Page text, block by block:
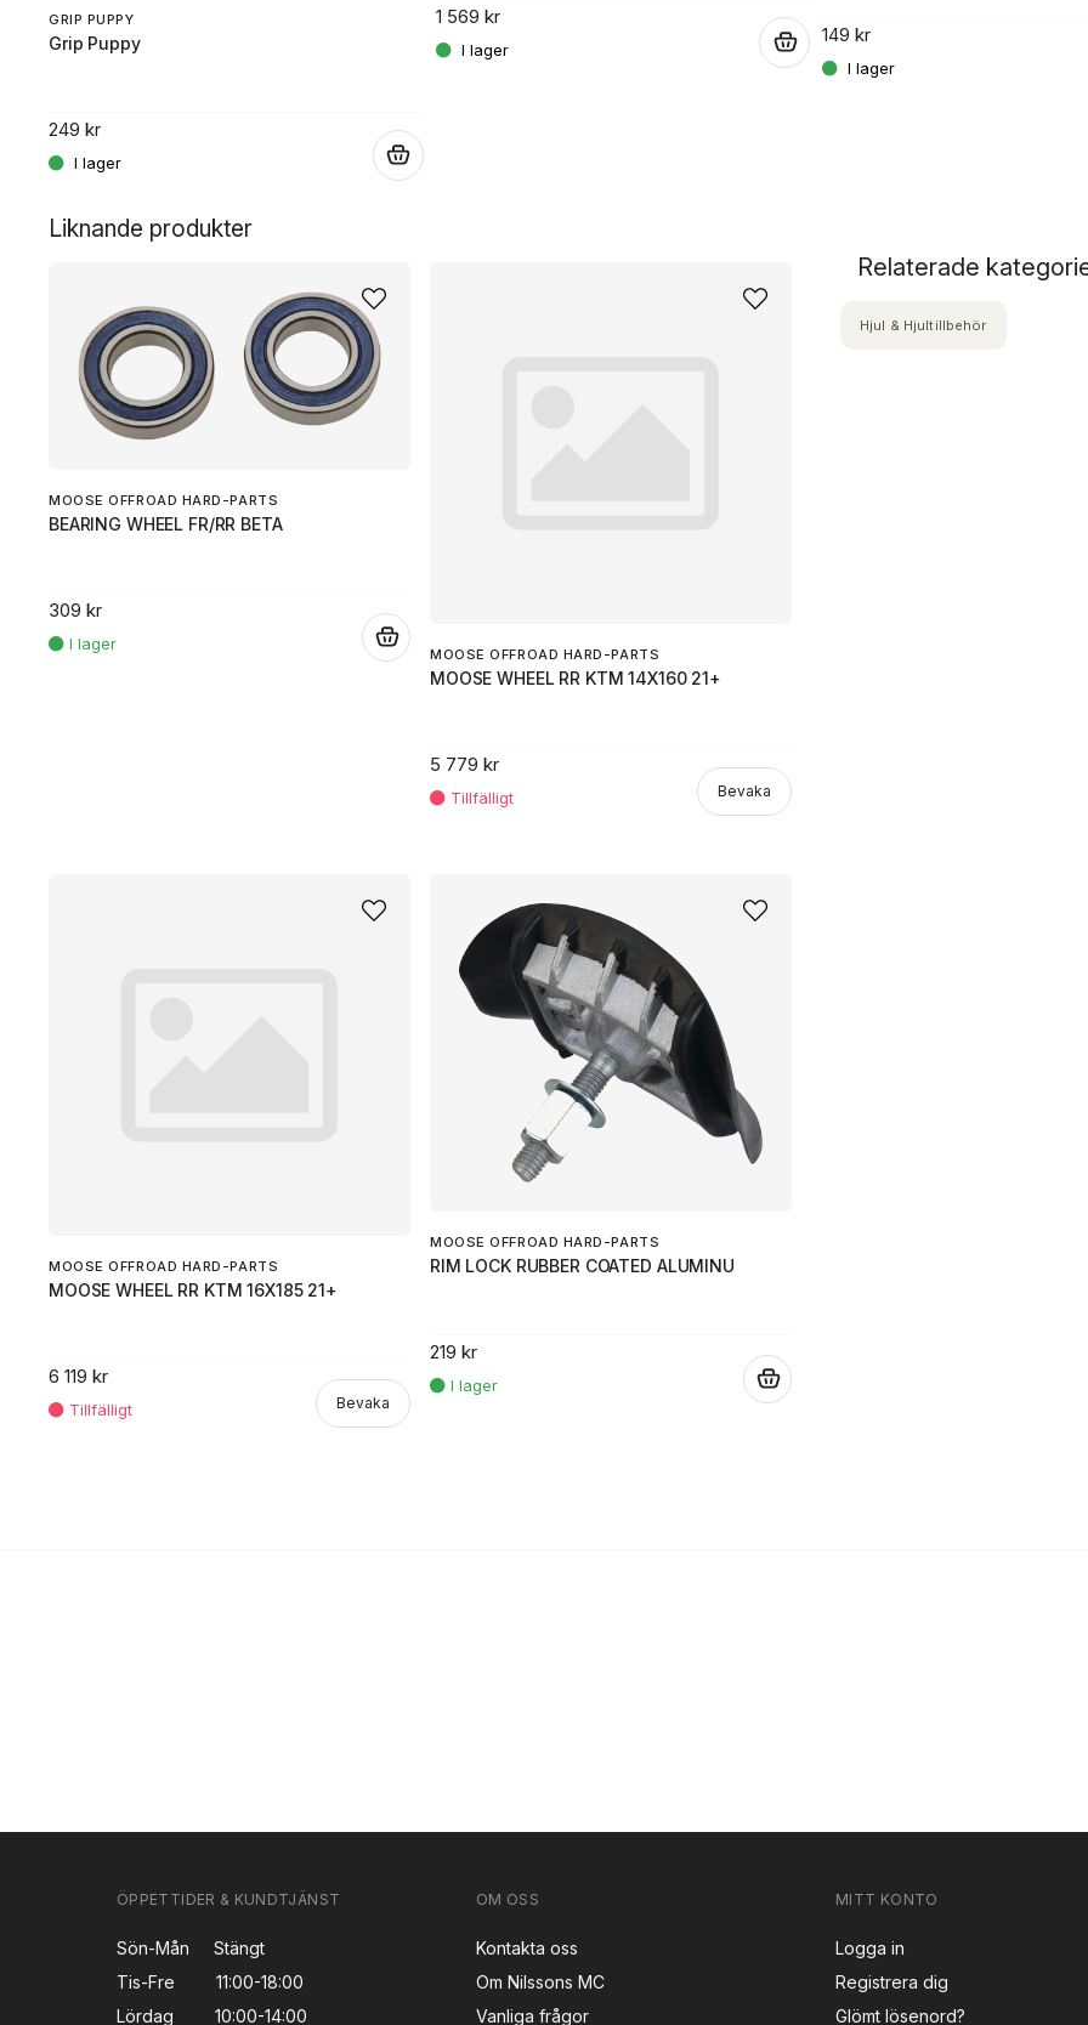
GRIP PUPPY
Grip Puppy
249 kr
1 569 kr
149 kr
Liknande produkter
MOOSE OFFROAD HARD-PARTS
BEARING WHEEL FR/RR BETA
309 kr
MOOSE OFFROAD HARD-PARTS
MOOSE WHEEL RR KTM 14X160 21+
5 779 kr
Bevaka
MOOSE OFFROAD HARD-PARTS
MOOSE WHEEL RR KTM 16X185 21+
6 119 kr
Bevaka
MOOSE OFFROAD HARD-PARTS
RIM LOCK RUBBER COATED ALUMINU
219 kr
Relaterade
Hjul & Hjultillbehör
ÖPPETTIDER & KUNDTJÄNST
Sön-Mån
Stängt
Tis-Fre
11:00-18:00
Lördag
10:00-14:00
OM OSS
Kontakta oss
Om Nilssons MC
Vanliga frågor
MITT KONTO
Logga in
Registrera dig
Glömt lösenord?